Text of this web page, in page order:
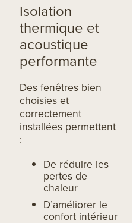
Isolation
thermique et
acoustique
performante
Des fenêtres bien
choisies et
correctement
installées permettent
:
De réduire les
pertes de
chaleur
D’améliorer le
confort intérieur